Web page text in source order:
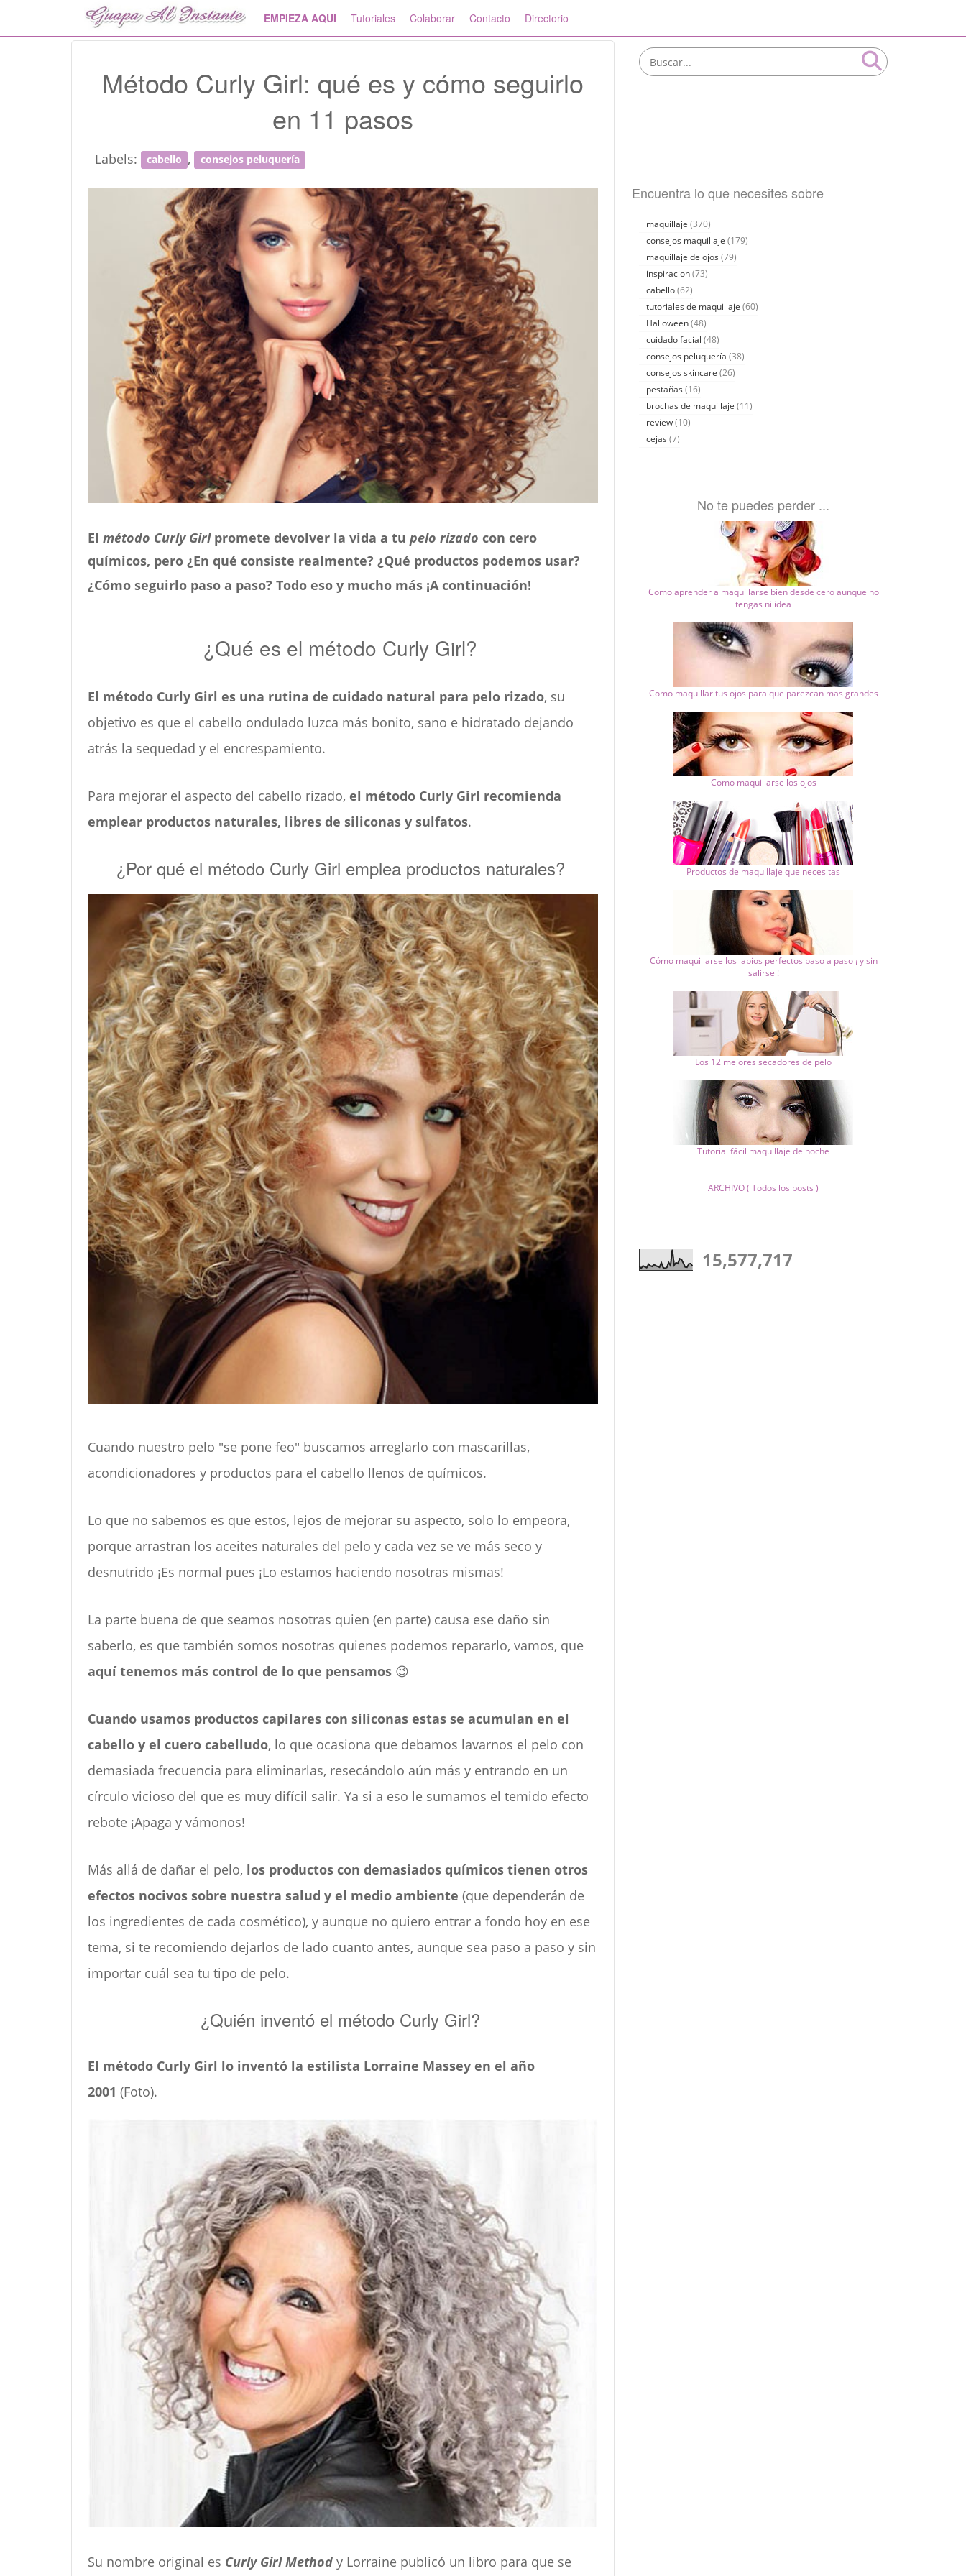
EMPIEZA AQUI Tutoriales Colaborar Contacto Directorio
Método Curly Girl: qué es y cómo seguirlo
en 11 pasos
Labels: cabello , consejos peluquería
Elmétodo Curly Girlpromete devolver la vida a tupelo rizadocon cero
químicos, pero ¿En qué consiste realmente? ¿Qué productos podemos usar?
¿Cómo seguirlo paso a paso? Todo eso y mucho más ¡A continuación!
¿Qué es el método Curly Girl?
El método Curly Girl es una rutina de cuidado natural para pelo rizado, su
objetivo es que el cabello ondulado luzca más bonito, sano e hidratado dejando
atrás la sequedad y el encrespamiento.
Para mejorar el aspecto del cabello rizado,el método Curly Girl recomienda
emplear productos naturales, libres de siliconas y sulfatos.
¿Por qué el método Curly Girl emplea productos naturales?
Cuando nuestro pelo "se pone feo" buscamos arreglarlo con mascarillas,
acondicionadores y productos para el cabello llenos de químicos.
Lo que no sabemos es que estos, lejos de mejorar su aspecto, solo lo empeora,
porque arrastran los aceites naturales del pelo y cada vez se ve más seco y
desnutrido ¡Es normal pues ¡Lo estamos haciendo nosotras mismas!
La parte buena de que seamos nosotras quien (en parte) causa ese daño sin
saberlo, es que también somos nosotras quienes podemos repararlo, vamos, que
aquí tenemos más control de lo que pensamos 😉
Cuando usamos productos capilares con siliconas estas se acumulan en el
cabello y el cuero cabelludo, lo que ocasiona que debamos lavarnos el pelo con
demasiada frecuencia para eliminarlas, resecándolo aún más y entrando en un
círculo vicioso del que es muy difícil salir. Ya si a eso le sumamos el temido efecto
rebote ¡Apaga y vámonos!
Más allá de dañar el pelo, los productos con demasiados químicos tienen otros
efectos nocivos sobre nuestra salud y el medio ambiente (que dependerán de
los ingredientes de cada cosmético), y aunque no quiero entrar a fondo hoy en ese
tema, si te recomiendo dejarlos de lado cuanto antes, aunque sea paso a paso y sin
importar cuál sea tu tipo de pelo.
¿Quién inventó el método Curly Girl?
El método Curly Girl lo inventó la estilista Lorraine Massey en el año
2001 (Foto).
Su nombre original es Curly Girl Method y Lorraine publicó un libro para que se
Encuentra lo que necesites sobre
maquillaje (370)
consejos maquillaje (179)
maquillaje de ojos (79)
inspiracion(73)
cabello(62)
tutoriales de maquillaje (60)
Halloween(48)
cuidado facial (48)
consejos peluquería (38)
consejos skincare (26)
pestañas (16)
brochas de maquillaje (11)
review(10)
cejas (7)
No te puedes perder ...
Como aprender a maquillarse bien desde cero aunque no
tengas ni idea
Como maquillar tus ojos para que parezcan mas grandes
Como maquillarse los ojos
Productos de maquillaje que necesitas
Cómo maquillarse los labios perfectos paso a paso ¡ y sin
salirse !
Los 12 mejores secadores de pelo
Tutorial fácil maquillaje de noche
ARCHIVO ( Todos los posts )
15,577,717